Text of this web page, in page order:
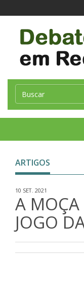
ARTIGOS
10 SET. 2021
A MOÇA
JOGO